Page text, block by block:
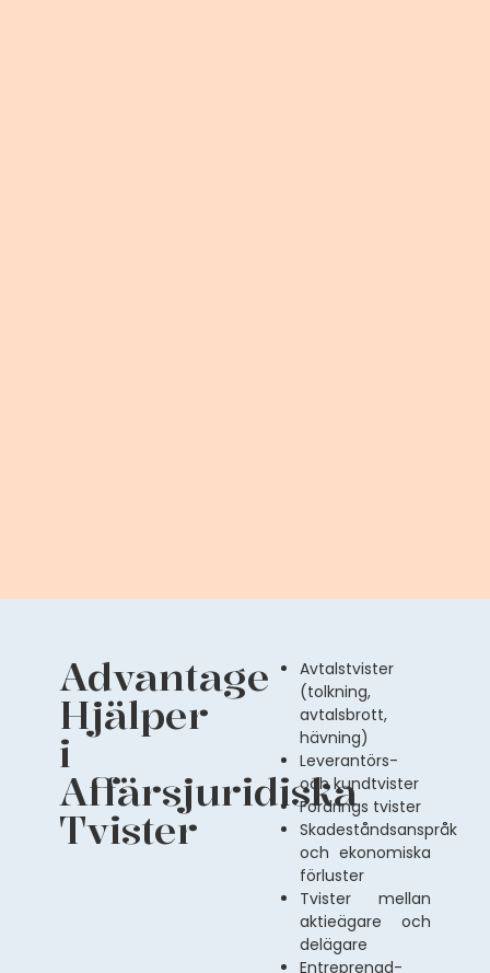
Advantage
Hjälper
i
Affärsjuridiska
Tvister
Avtalstvister
(tolkning,
avtalsbrott,
hävning)
Leverantörs-
och kundtvister
Fordrings tvister
Skadeståndsanspråk
och ekonomiska
förluster
Tvister mellan
aktieägare och
delägare
Entreprenad-